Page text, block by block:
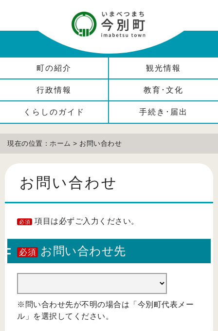
町の紹介 観光情報
行政情報 教育･文化
くらしのガイド 手続き･届出
現在の位置： ホーム > お問い合わせ
お問い合わせ
必須 項目は必ずご入力ください。
必須 お問い合わせ先
※問い合わせ先が不明の場合は「今別町代表メー
ル」を選択してください。